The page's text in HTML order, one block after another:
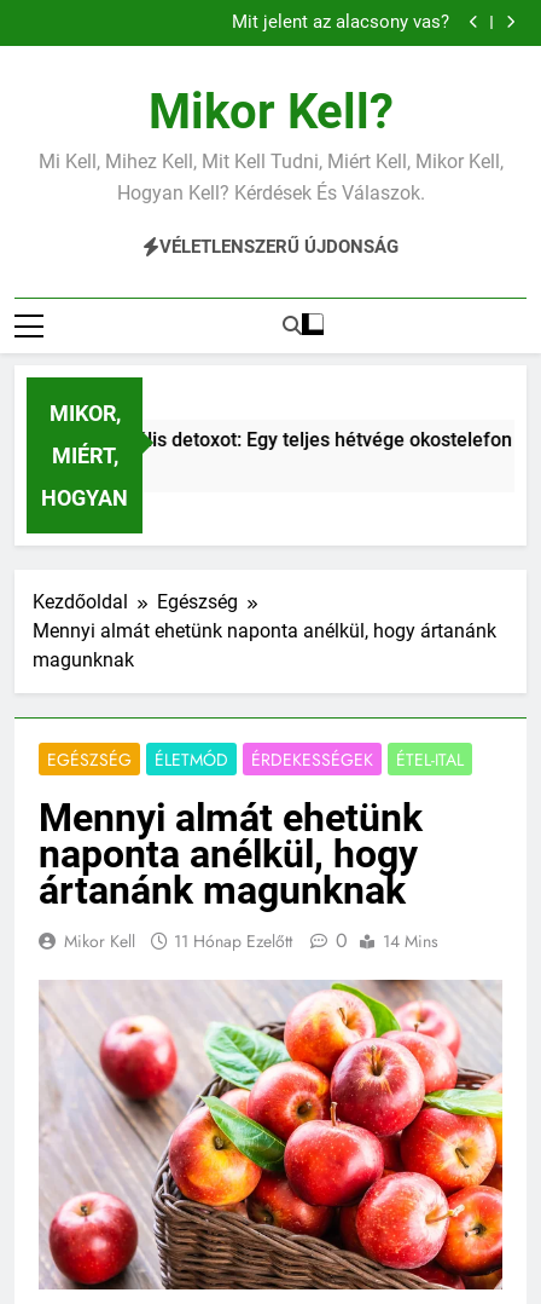
a
Mit jelent az alacsony vas?
Miért fáj a váll?
Mit jelent a magas vérnyomás?
Mit jelent az alacsony vas?
Miért fáj a váll?
Mikor Kell?
Mi Kell, Mihez Kell, Mit Kell Tudni, Miért Kell, Mikor Kell,
Hogyan Kell? Kérdések És Válaszok.
VÉLETLENSZERŰ ÚJDONSÁG
MIKOR,
MIÉRT,
HOGYAN
Egy teljes hétvége okostelefon nélkül a családdal.
Kezdőoldal
Egészség
Mennyi almát ehetünk naponta anélkül, hogy ártanánk
magunknak
EGÉSZSÉG ÉLETMÓD ÉRDEKESSÉGEK ÉTEL-ITAL
Mennyi almát ehetünk
naponta anélkül, hogy
ártanánk magunknak
Mikor Kell 11 Hónap Ezelőtt 0 14 Mins